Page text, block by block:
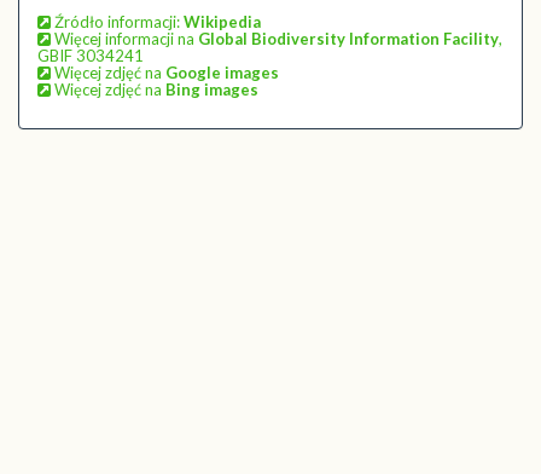
Źródło informacji:Wikipedia
Więcej informacji na Global Biodiversity Information Facility,
GBIF 3034241
Więcej zdjęć na Google images
Więcej zdjęć na Bing images